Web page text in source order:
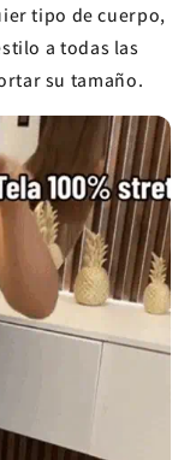
tipo de cuerpo,
a todas las
su tamaño.